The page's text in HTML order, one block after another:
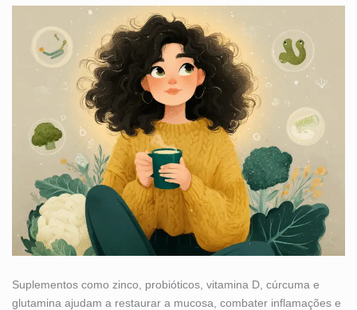
Suplementos como zinco, probióticos, vitamina D, cúrcuma e
glutamina ajudam a restaurar a mucosa, combater inflamações e